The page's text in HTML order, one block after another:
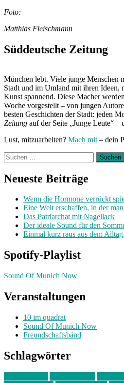
Foto:
Matthias Fleischmann
Süddeutsche Zeitung
München lebt. Viele junge Menschen
Stadt und im Umland mit ihren Ideen,
Kunst spannend. Diese Macher
Woche vorgestellt – von jungen
besten Geschichten der Stadt: jeden
Zeitung auf der Seite „Junge Leute“ –
Lust, mitzuarbeiten? Mach mit – dein
Suchen
nach:
Neueste Beiträge
Wenn die Hormone verrückt
Eine Welt erschaffen, in der
Das Patriarchat mit Nagellack
Der ideale Sound für den
Einmal kurz raus aus dem
Spotify-Playlist
Sound Of Munich Now
Veranstaltungen
10 im quadrat
Sound Of Munich Now
Freundschaftsbänd
Schlagwörter